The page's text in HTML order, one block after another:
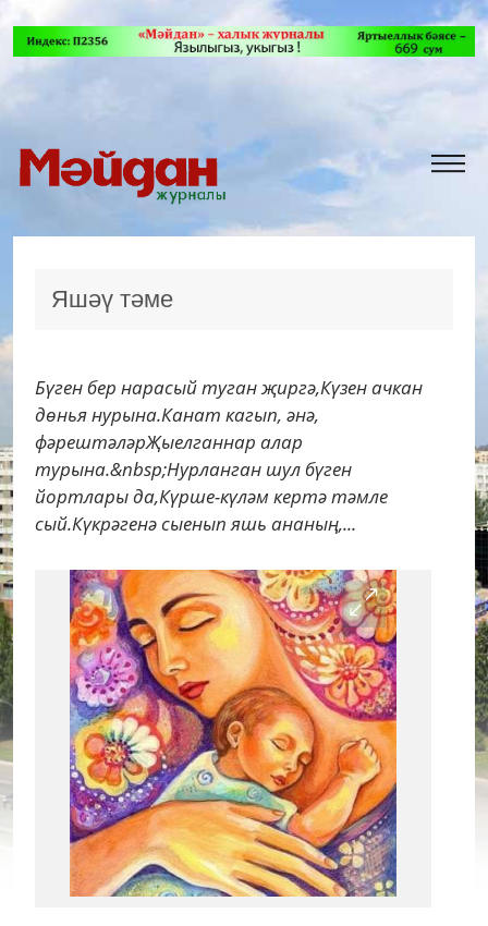
Яшәү тәме
Бүген бер нарасый туган җиргә,Күзен ачкан
дөнья нурына.Канат кагып, әнә,
фәрештәләрҖыелганнар алар
турына.&nbsp;Нурланган шул бүген
йортлары да,Күрше-күләм кертә тәмле
сый.Күкрәгенә сыенып яшь ананың,...